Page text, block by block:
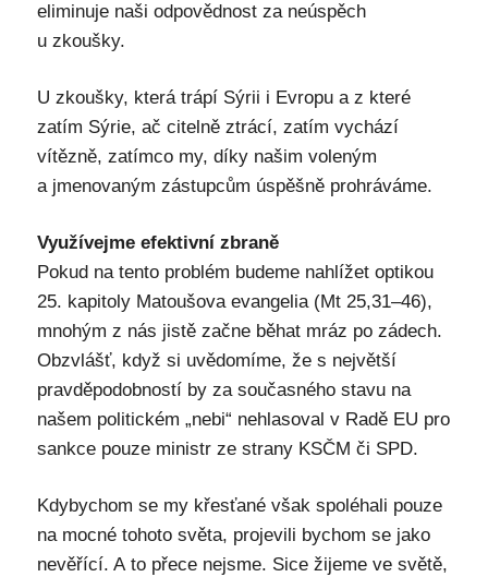
eliminuje naši odpovědnost za neúspěch
u zkoušky.
U zkoušky, která trápí Sýrii i Evropu a z které
zatím Sýrie, ač citelně ztrácí, zatím vychází
vítězně, zatímco my, díky našim voleným
a jmenovaným zástupcům úspěšně prohráváme.
Využívejme efektivní zbraně
Pokud na tento problém budeme nahlížet optikou
25. kapitoly Matoušova evangelia (Mt 25,31–46),
mnohým z nás jistě začne běhat mráz po zádech.
Obzvlášť, když si uvědomíme, že s největší
pravděpodobností by za současného stavu na
našem politickém „nebi“ nehlasoval v Radě EU pro
sankce pouze ministr ze strany KSČM či SPD.
Kdybychom se my křesťané však spoléhali pouze
na mocné tohoto světa, projevili bychom se jako
nevěřící. A to přece nejsme. Sice žijeme ve světě,